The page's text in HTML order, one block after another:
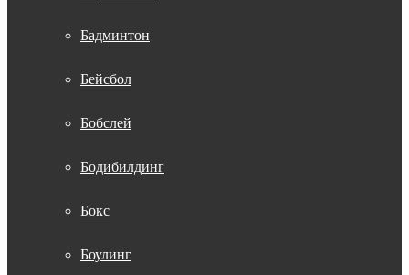
Бадминтон
Бейсбол
Бобслей
Бодибилдинг
Бокс
Боулинг